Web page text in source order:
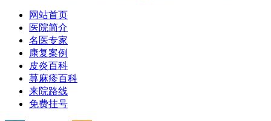
网站首页
医院简介
名医专家
康复案例
皮炎百科
荨麻疹百科
来院路线
免费挂号